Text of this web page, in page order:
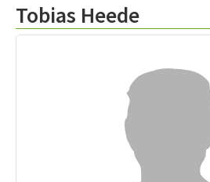
Tobias Heede